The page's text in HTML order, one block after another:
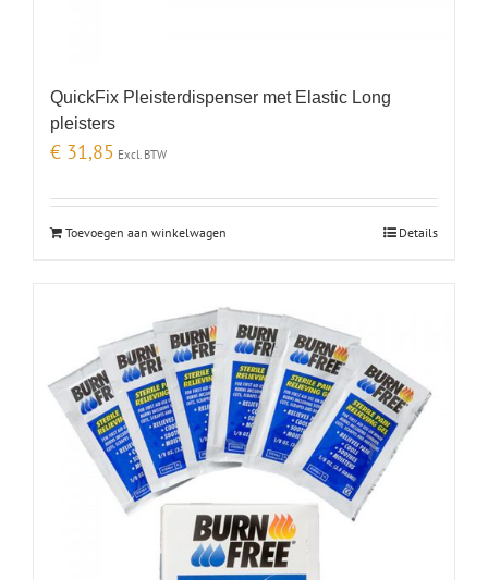
QuickFix Pleisterdispenser met Elastic Long
pleisters
€ 31,85 Excl. BTW
Toevoegen aan winkelwagen Details